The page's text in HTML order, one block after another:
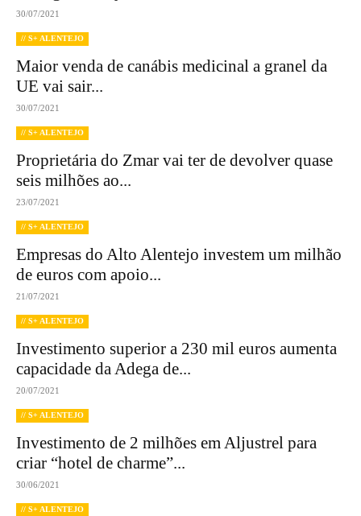
30/07/2021
// S+ ALENTEJO
Maior venda de canábis medicinal a granel da
UE vai sair...
30/07/2021
// S+ ALENTEJO
Proprietária do Zmar vai ter de devolver quase
seis milhões ao...
23/07/2021
// S+ ALENTEJO
Empresas do Alto Alentejo investem um milhão
de euros com apoio...
21/07/2021
// S+ ALENTEJO
Investimento superior a 230 mil euros aumenta
capacidade da Adega de...
20/07/2021
// S+ ALENTEJO
Investimento de 2 milhões em Aljustrel para
criar “hotel de charme”...
30/06/2021
// S+ ALENTEJO